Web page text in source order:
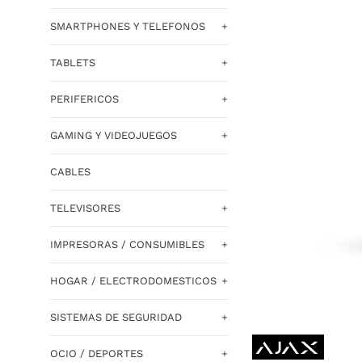
SMARTPHONES Y TELEFONOS +
TABLETS +
PERIFERICOS +
GAMING Y VIDEOJUEGOS +
CABLES
TELEVISORES +
IMPRESORAS / CONSUMIBLES +
HOGAR / ELECTRODOMESTICOS +
SISTEMAS DE SEGURIDAD +
OCIO / DEPORTES +